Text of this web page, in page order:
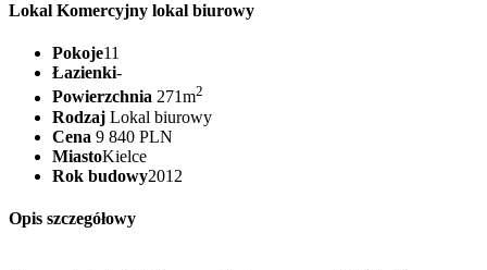
Lokal Komercyjny lokal biurowy
Pokoje11
Łazienki-
Powierzchnia 271m2
Rodzaj Lokal biurowy
Cena 9 840 PLN
MiastoKielce
Rok budowy2012
Opis szczegółowy